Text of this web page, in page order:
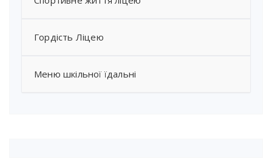
Гордість Ліцею
Меню шкільної їдальні